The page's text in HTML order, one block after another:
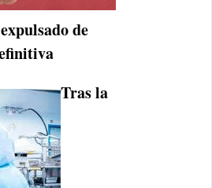
de
Tras la